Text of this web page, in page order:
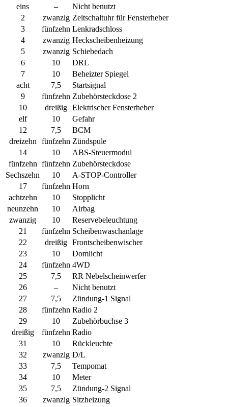
eins
–
Nicht benutzt
2
zwanzig Zeitschaltuhr für Fensterheber
3
fünfzehn Lenkradschloss
4
zwanzig Heckscheibenheizung
5
zwanzig Schiebedach
6
10
DRL
7
10
Beheizter Spiegel
acht
7,5
Startsignal
9
fünfzehn Zubehörsteckdose 2
10
dreißig Elektrischer Fensterheber
elf
10
Gefahr
12
7,5
BCM
dreizehn
fünfzehn Zündspule
14
10
ABS-Steuermodul
fünfzehn fünfzehn Zubehörsteckdose
Sechszehn
10
A-STOP-Controller
17
fünfzehn Horn
achtzehn
10
Stopplicht
neunzehn
10
Airbag
zwanzig
10
Reservebeleuchtung
21
fünfzehn Scheibenwaschanlage
22
dreißig Frontscheibenwischer
23
10
Domlicht
24
fünfzehn 4WD
25
7,5
RR Nebelscheinwerfer
26
–
Nicht benutzt
27
7,5
Zündung-1 Signal
28
fünfzehn Radio 2
29
10
Zubehörbuchse 3
dreißig
fünfzehn Radio
31
10
Rückleuchte
32
zwanzig D/L
33
7,5
Tempomat
34
10
Meter
35
7,5
Zündung-2 Signal
36
zwanzig Sitzheizung